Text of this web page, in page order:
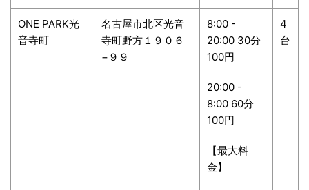
ONE PARK光
音寺町
名古屋市北区光音
寺町野方１９０６
−９９
8:00 -
20:00 30分
100円
20:00 -
8:00 60分
100円
【最大料
金】
4
台